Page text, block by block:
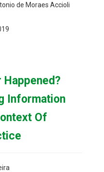
de Moraes Accioli
Happened?
Information
Of